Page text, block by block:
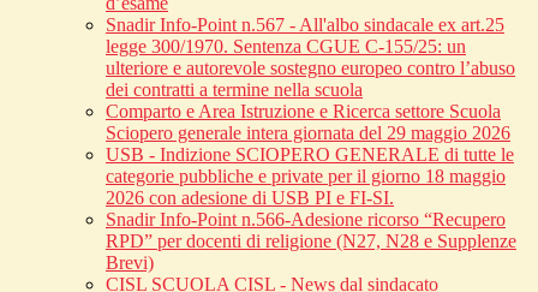
Snadir Info-Point n.567 - All'albo sindacale ex art.25
legge 300/1970. Sentenza CGUE C‑155/25: un
ulteriore e autorevole sostegno europeo contro l’abuso
dei contratti a termine nella scuola
Comparto e Area Istruzione e Ricerca settore Scuola
Sciopero generale intera giornata del 29 maggio 2026
USB - Indizione SCIOPERO GENERALE di tutte le
categorie pubbliche e private per il giorno 18 maggio
2026 con adesione di USB PI e FI-SI.
Snadir Info-Point n.566-Adesione ricorso “Recupero
RPD” per docenti di religione (N27, N28 e Supplenze
Brevi)
CISL SCUOLA CISL - News dal sindacato